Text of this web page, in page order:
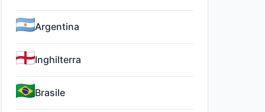
Argentina
Inghilterra
Brasile